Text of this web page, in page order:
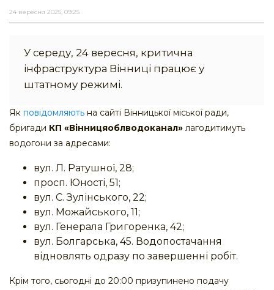
24 вересня 2025, 09:25
У середу, 24 вересня, критична
інфраструктура Вінниці працює у
штатному режимі.
Як повідомляють на сайті Вінницької міської ради,
бригади КП «Вінницяоблводоканал» лагодитимуть
водогони за адресами:
вул. Л. Ратушної, 28;
просп. Юності, 51;
вул. С. Зулінського, 22;
вул. Можайського, 11;
вул. Генерала Григоренка, 42;
вул. Болгарська, 45. Водопостачання
відновлять одразу по завершенні робіт.
Крім того, сьогодні до 20:00 призупинено подачу